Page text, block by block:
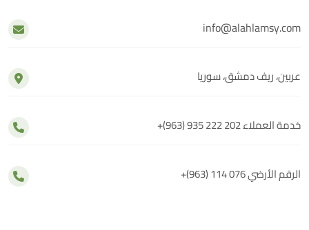
info@alahlamsy.com
عربين، ريف دمشق، سوريا
+(963) 935 222 202خدمة العملاء
+(963) 114 076الرقم الأرضي